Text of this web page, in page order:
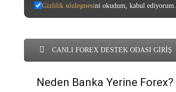
Gizlilik sözleşmesini okudum, kabul ediyorum.
CANLI FOREX DESTEK ODASI GİRİŞ
Neden Banka Yerine Forex?